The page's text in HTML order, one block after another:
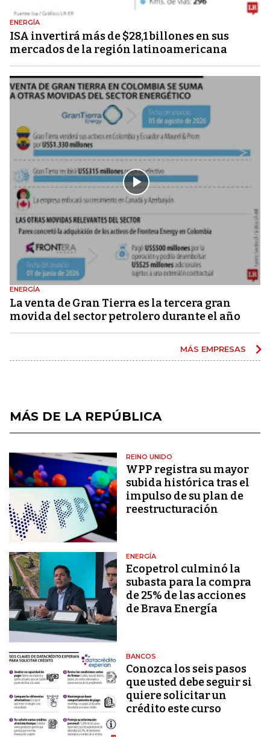
ENERGÍA
ISA invertirá más de $28,1 billones en sus
mercados de la región latinoamericana
ENERGÍA
La venta de Gran Tierra es la tercera gran
movida del sector petrolero durante el año
MÁS EMPRESAS
MÁS DE LA REPÚBLICA
REINO UNIDO
WPP registra su mayor
subida histórica tras el
impulso de su plan de
reestructuración
ENERGÍA
Ecopetrol culminó la
subasta para la compra
de 25% de las acciones
de Brava Energía
BANCOS
Conozca los seis pasos
que usted debe seguir si
quiere solicitar un
crédito este curso